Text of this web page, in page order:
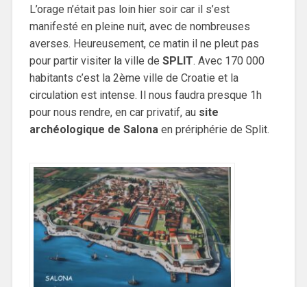
L’orage n’était pas loin hier soir car il s’est
manifesté en pleine nuit, avec de nombreuses
averses. Heureusement, ce matin il ne pleut pas
pour partir visiter la ville de SPLIT. Avec 170 000
habitants c’est la 2ème ville de Croatie et la
circulation est intense. Il nous faudra presque 1h
pour nous rendre, en car privatif, au site
archéologique de Salona en prériphérie de Split.